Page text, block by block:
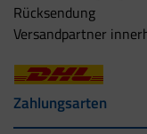
Rücksendung
Versandpartner
Zahlungsarten